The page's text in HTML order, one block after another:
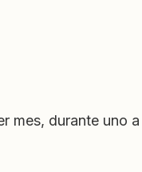
mes, durante uno